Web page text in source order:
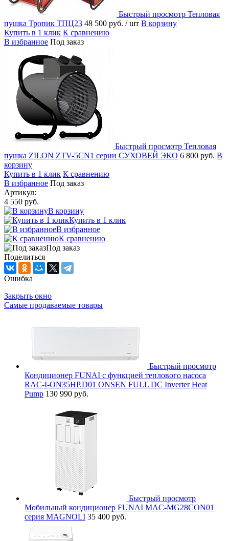
Быстрый просмотр Тепловая
пушка Тропик ТПЦ23 48 500 руб. / шт В корзину
Купить в 1 клик К сравнению
В избранное Под заказ
Быстрый просмотр Тепловая
пушка ZILON ZTV-5CN1 серии СУХОВЕЙ ЭКО 6 800 руб. В
корзину
Купить в 1 клик К сравнению
В избранное Под заказ
Артикул:
4 550 руб.
В корзину
Купить в 1 клик
В избранное
К сравнению
Под заказ
Поделиться
Ошибка
Закрыть окно
Самые продаваемые товары
Быстрый просмотр
Кондиционер FUNAI с функцией теплового насоса
RAC-I-ON35HP.D01 ONSEN FULL DC Inverter Heat
Pump 130 990 руб.
Быстрый просмотр
Мобильный кондиционер FUNAI MAC-MG28CON01
серия MAGNOLI 35 400 руб.